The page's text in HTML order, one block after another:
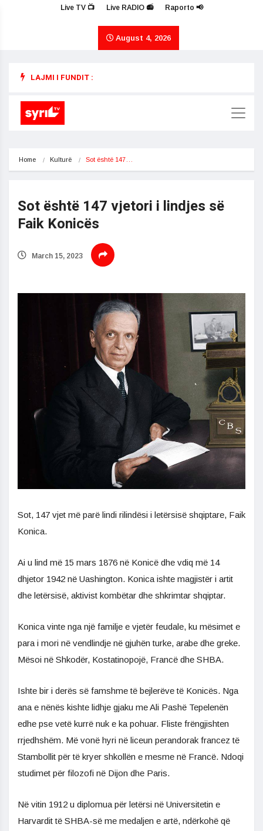
Live TV 📺 Live RADIO 📻 Raporto 📢
August 4, 2026
LAJMI I FUNDIT :
Home Kulturë Sot është 147…
Sot është 147 vjetori i lindjes së
Faik Konicës
March 15, 2023
Sot, 147 vjet më parë lindi rilindësi i letërsisë shqiptare, Faik
Konica.
Ai u lind më 15 mars 1876 në Konicë dhe vdiq më 14
dhjetor 1942 në Uashington. Konica ishte magjistër i artit
dhe letërsisë, aktivist kombëtar dhe shkrimtar shqiptar.
Konica vinte nga një familje e vjetër feudale, ku mësimet e
para i mori në vendlindje në gjuhën turke, arabe dhe greke.
Mësoi në Shkodër, Kostatinopojë, Francë dhe SHBA.
Ishte bir i derës së famshme të bejlerëve të Konicës. Nga
ana e nënës kishte lidhje gjaku me Ali Pashë Tepelenën
edhe pse vetë kurrë nuk e ka pohuar. Fliste frëngjishten
rrjedhshëm. Më vonë hyri në liceun perandorak francez të
Stambollit për të kryer shkollën e mesme në Francë. Ndoqi
studimet për filozofi në Dijon dhe Paris.
Në vitin 1912 u diplomua për letërsi në Universitetin e
Harvardit të SHBA-së me medaljen e artë, ndërkohë që